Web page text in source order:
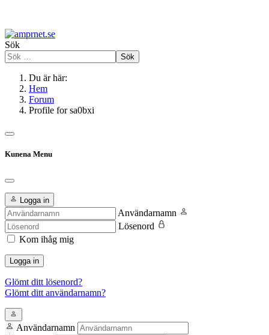
Sök
Sök
Du är här:
Hem
Forum
Profile for sa0bxi
Kunena Menu
Logga in
Användarnamn
Lösenord
Kom ihåg mig
Logga in
Glömt ditt lösenord?
Glömt ditt användarnamn?
Användarnamn